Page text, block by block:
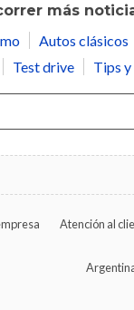
más
Autos clásicos
Test drive Tips y
Atención al